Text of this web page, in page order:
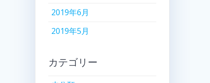
2019年6月
2019年5月
カテゴリー